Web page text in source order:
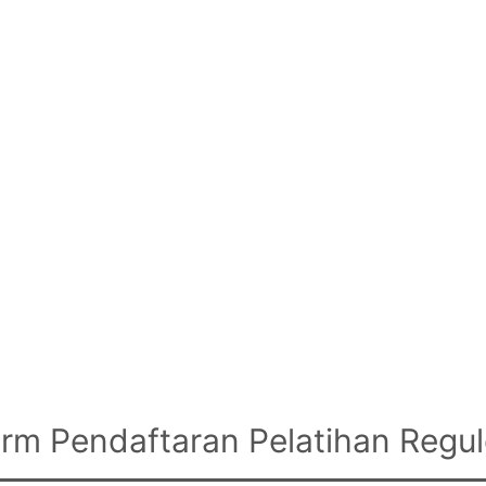
Pendaftaran Pelatihan